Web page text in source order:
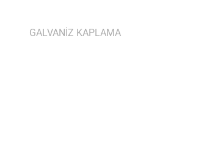
GALVANİZ KAPLAMA